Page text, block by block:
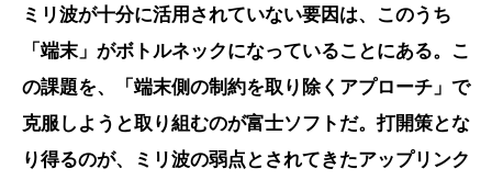
ミリ波が十分に活用されていない要因は、このうち
「端末」がボトルネックになっていることにある。こ
の課題を、「端末側の制約を取り除くアプローチ」で
克服しようと取り組むのが富士ソフトだ。打開策とな
り得るのが、ミリ波の弱点とされてきたアップリンク